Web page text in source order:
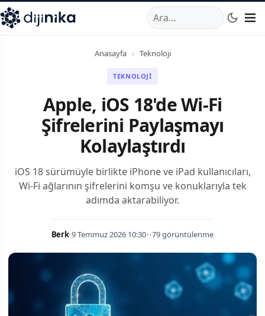
,Marmara Mahallesi,Beylikdüzü34520TRTelefon:0850
Anasayfa › Teknoloji
TEKNOLOJI
Apple, iOS 18'de Wi-Fi
Şifrelerini Paylaşmayı
Kolaylaştırdı
iOS 18 sürümüyle birlikte iPhone ve iPad kullanıcıları,
Wi-Fi ağlarının şifrelerini komşu ve konuklarıyla tek
adımda aktarabiliyor.
Berk•9 Temmuz 2026 10:30••79 görüntülenme